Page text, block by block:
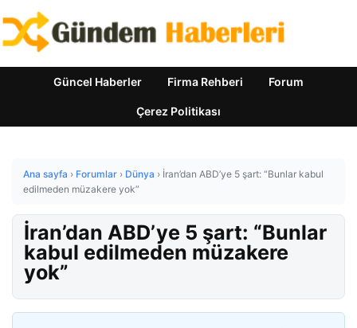
Güncel Haberler Firma Rehberi Forum
Çerez Politikası
Ana sayfa › Forumlar › Dünya › İran’dan ABD’ye 5 şart: “Bunlar kabul
edilmeden müzakere yok”
İran’dan ABD’ye 5 şart: “Bunlar
kabul edilmeden müzakere
yok”